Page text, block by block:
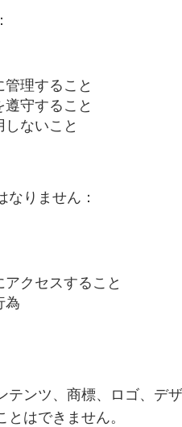
理すること
守すること
ないこと
りません：
クセスすること
為
テンツ、商標、ロゴ、デ
はできません。